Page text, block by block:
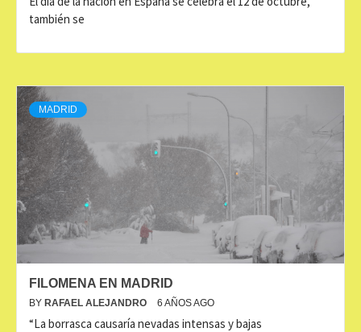
también se
MADRID
FILOMENA EN MADRID
BY RAFAEL ALEJANDRO 6 AÑOS AGO
“La borrasca causaría nevadas intensas y bajas